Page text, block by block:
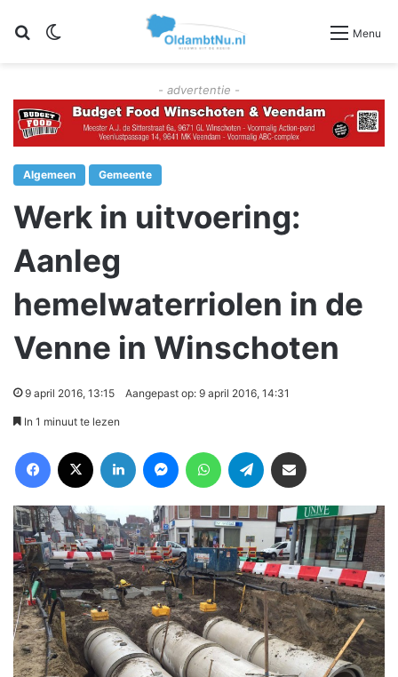
Zoeken Menu
- advertentie -
Algemeen Gemeente
Werk in uitvoering:
Aanleg
hemelwaterriolen in de
Venne in Winschoten
9 april 2016, 13:15 Aangepast op: 9 april 2016, 14:31
In 1 minuut te lezen